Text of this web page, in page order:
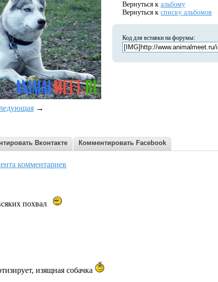
→
Вернуться к альбому
Вернуться к списку альбомов
Код для вставки на форумы:
Вконтакте Комментировать Facebook
комментариев
похвал
изящная собачка